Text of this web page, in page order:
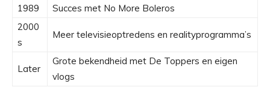
1989
Succes met No More Boleros
2000
s
Meer televisieoptredens en realityprogramma’s
Later
Grote bekendheid met De Toppers en eigen
vlogs